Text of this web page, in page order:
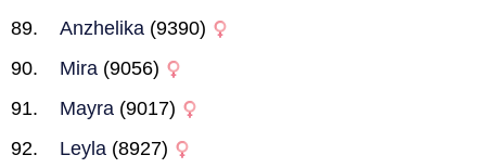
Anzhelika (9390)
Mira (9056)
Mayra (9017)
Leyla (8927)